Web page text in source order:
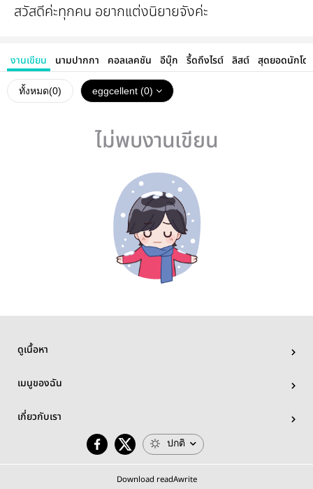
สวัสดีค่ะทุกคน อยากแต่งนิยายจังค่ะ
งานเขียน นามปากกา คอลเลคชัน อีบุ๊ก รี้ดถึงไรต์ ลิสต์ สุดยอดนักโด
ทั้งหมด(0) eggcellent (0)
ไม่พบงานเขียน
ดูเนื้อหา
เมนูของฉัน
เกี่ยวกับเรา
ปกติ
Download readAwrite